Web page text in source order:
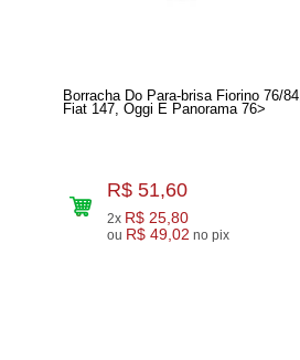
Borracha Do Para-brisa Fiorino 76/84,
Fiat 147, Oggi E Panorama 76>
R$ 51,60
2x R$ 25,80
ou R$ 49,02 no pix